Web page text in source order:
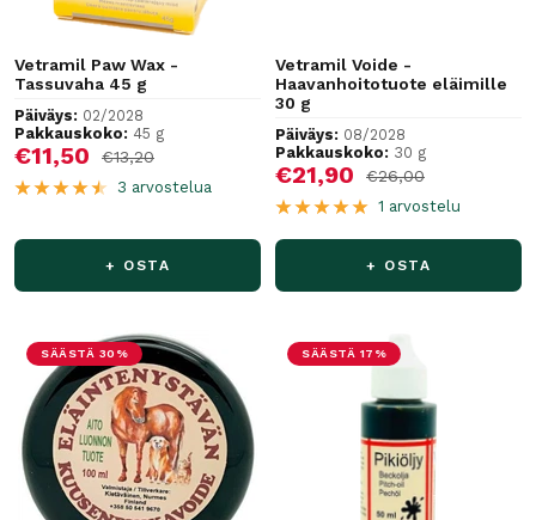
Vetramil Paw Wax -
Tassuvaha 45 g
Päiväys: 02/2028
Pakkauskoko: 45 g
Alennushinta
€11,50 Normaalihinta
€13,20
3 arvostelua
+ OSTA
Vetramil Voide -
Haavanhoitotuote eläimille
30 g
Päiväys: 08/2028
Pakkauskoko: 30 g
Alennushinta
€21,90 Normaalihinta
€26,00
1 arvostelu
+ OSTA
SÄÄSTÄ 30% SÄÄSTÄ 17%